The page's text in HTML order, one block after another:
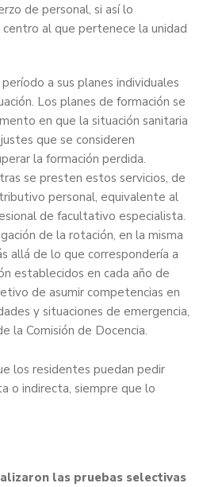
de personal, si así lo
al que pertenece la unidad
a sus planes individuales
Los planes de formación se
en que la situación sanitaria
que se consideren
la formación perdida.
se presten estos servicios, de
personal, equivalente al
de facultativo especialista.
de la rotación, en la misma
allá de lo que correspondería a
establecidos en cada año de
de asumir competencias en
y situaciones de emergencia,
la Comisión de Docencia.
los residentes puedan pedir
o indirecta, siempre que lo
las pruebas selectivas